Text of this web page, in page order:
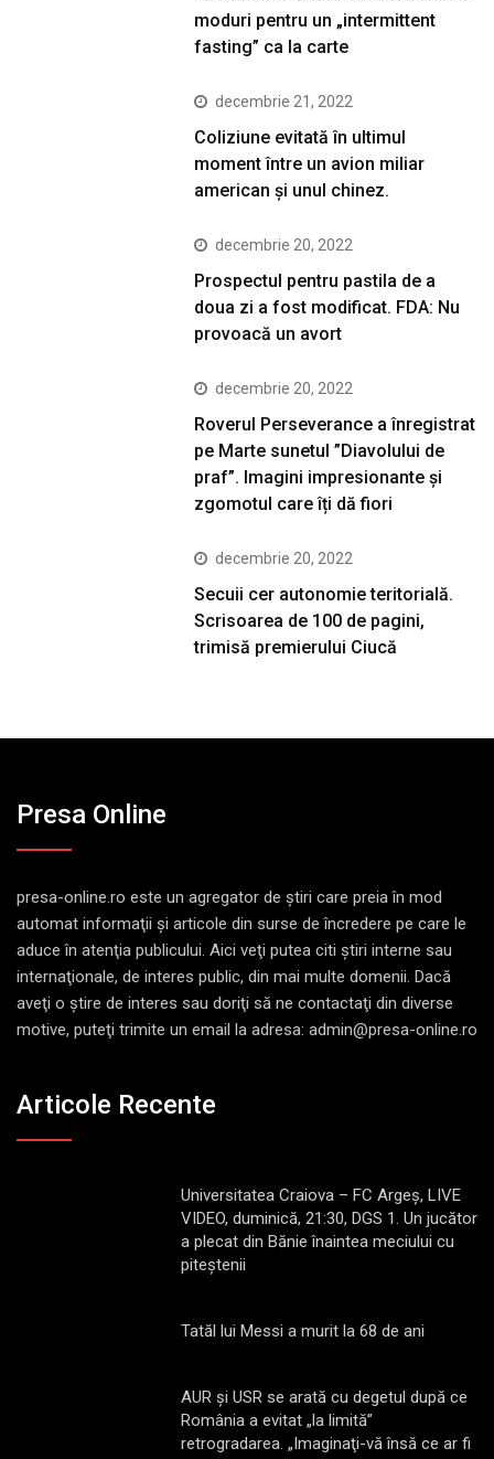
moduri pentru un „intermittent
fasting” ca la carte
decembrie 21, 2022
Coliziune evitată în ultimul
moment între un avion miliar
american şi unul chinez.
decembrie 20, 2022
Prospectul pentru pastila de a
doua zi a fost modificat. FDA: Nu
provoacă un avort
decembrie 20, 2022
Roverul Perseverance a înregistrat
pe Marte sunetul ”Diavolului de
praf”. Imagini impresionante și
zgomotul care îți dă fiori
decembrie 20, 2022
Secuii cer autonomie teritorială.
Scrisoarea de 100 de pagini,
trimisă premierului Ciucă
Presa Online
presa-online.ro este un agregator de ştiri care preia în mod
automat informaţii şi articole din surse de încredere pe care le
aduce în atenţia publicului. Aici veţi putea citi ştiri interne sau
internaţionale, de interes public, din mai multe domenii. Dacă
aveţi o ştire de interes sau doriţi să ne contactaţi din diverse
motive, puteţi trimite un email la adresa: admin@presa-online.ro
Articole Recente
Universitatea Craiova – FC Argeș, LIVE
VIDEO, duminică, 21:30, DGS 1. Un jucător
a plecat din Bănie înaintea meciului cu
piteștenii
Tatăl lui Messi a murit la 68 de ani
AUR și USR se arată cu degetul după ce
România a evitat „la limită”
retrogradarea. „Imaginaţi-vă însă ce ar fi